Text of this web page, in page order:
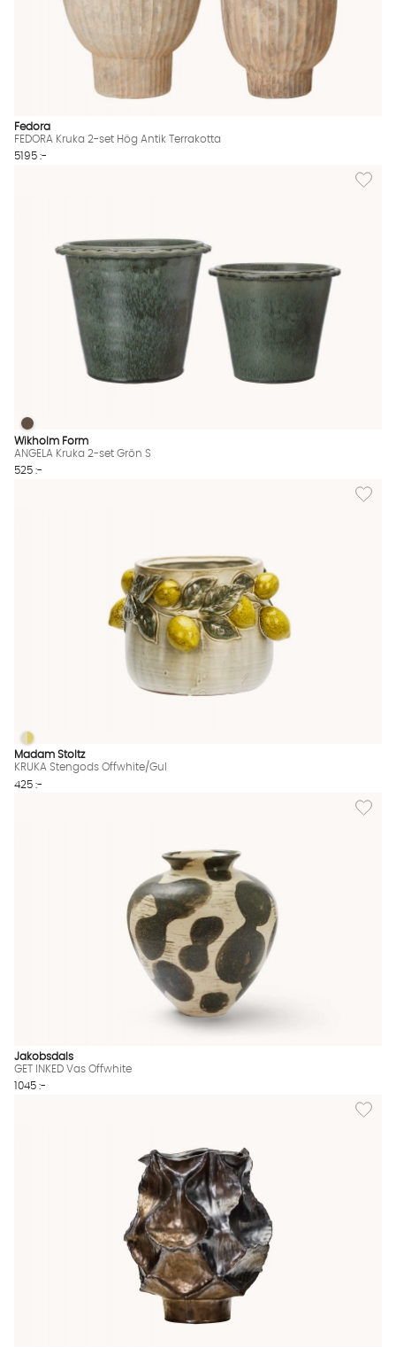
Fedora
FEDORA Kruka 2-set Hög Antik Terrakotta
5195 :-
Lägg
ANGELA Kruka 2-set Grön S Finns även i dessa färger:
ANGELA Kruka 2-set Grön S
Wikholm Form
ANGELA Kruka 2-set Grön S
525 :-
Lägg
KRUKA Stengods Offwhite/Gul Finns även i dessa färger:
KRUKA Stengods Offwhite/Gul
Madam Stoltz
KRUKA Stengods Offwhite/Gul
425 :-
Lägg
Jakobsdals
GET INKED Vas Offwhite
1045 :-
Lägg